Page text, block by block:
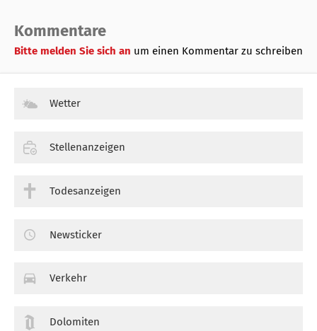
Kommentare
Bitte melden Sie sich an um einen Kommentar zu schreiben
Wetter
Stellenanzeigen
Todesanzeigen
Newsticker
Verkehr
Dolomiten